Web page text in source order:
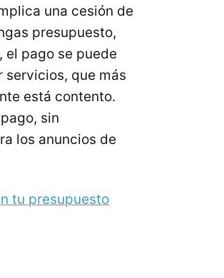
una cesión de
presupuesto,
pago se puede
servicios, que más
está contento.
sin
los anuncios de
tu presupuesto